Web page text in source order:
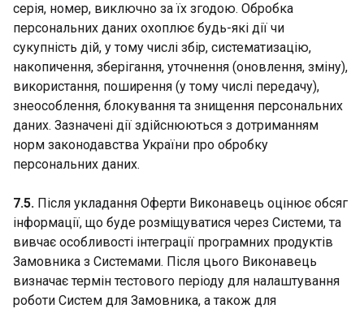
серія, номер, виключно за їх згодою. Обробка
персональних даних охоплює будь-які дії чи
сукупність дій, у тому числі збір, систематизацію,
накопичення, зберігання, уточнення (оновлення, зміну),
використання, поширення (у тому числі передачу),
знеособлення, блокування та знищення персональних
даних. Зазначені дії здійснюються з дотриманням
норм законодавства України про обробку
персональних даних.
7.5. Після укладання Оферти Виконавець оцінює обсяг
інформації, що буде розміщуватися через Системи, та
вивчає особливості інтеграції програмних продуктів
Замовника з Системами. Після цього Виконавець
визначає термін тестового періоду для налаштування
роботи Систем для Замовника, а також для